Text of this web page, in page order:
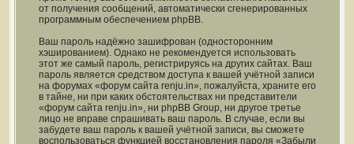
от получения сообщений, автоматически сгенерированных
программным обеспечением phpBB.
Ваш пароль надёжно зашифрован (односторонним
хэшированием). Однако не рекомендуется использовать
этот же самый пароль, регистрируясь на других сайтах. Ваш
пароль является средством доступа к вашей учётной записи
на форумах «форум сайта renju.in», пожалуйста, храните его
в тайне, ни при каких обстоятельствах ни представители
«форум сайта renju.in», ни phpBB Group, ни другое третье
лицо не вправе спрашивать ваш пароль. В случае, если вы
забудете ваш пароль к вашей учётной записи, вы сможете
воспользоваться функцией восстановления пароля «Забыли